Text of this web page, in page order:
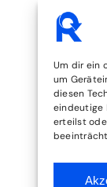
Um dir ein
um
diesen
eindeutige
erteilst